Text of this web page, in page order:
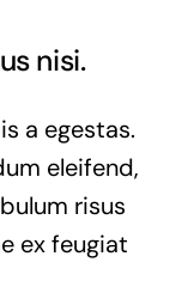
nisi.
a egestas.
eleifend,
risus
ex feugiat